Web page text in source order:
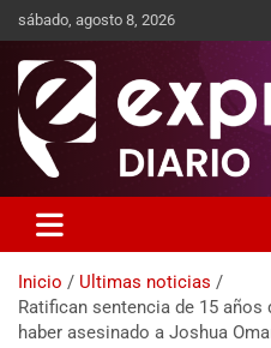
sábado, agosto 8, 2026
Exprimidor
Inicio
Ultimas noticias
Ratifican sentencia de 15
haber asesinado a Joshua